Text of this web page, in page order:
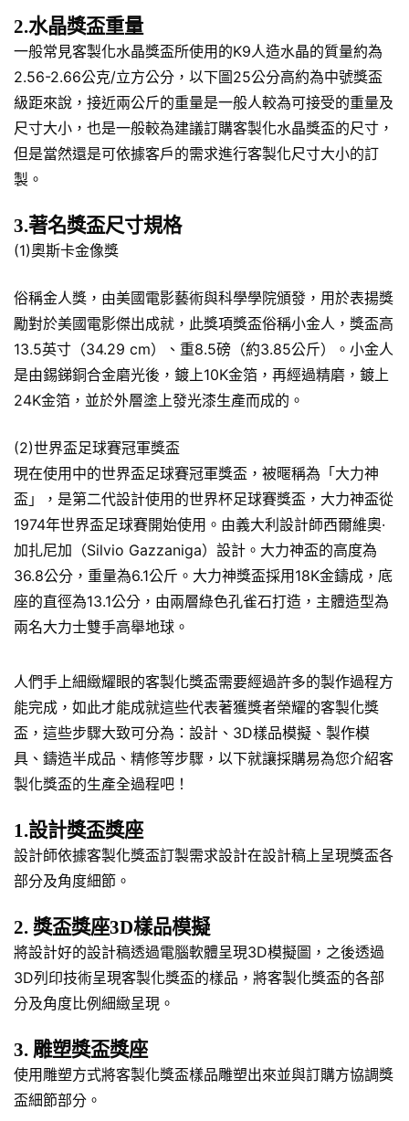
2.水晶獎盃重量
一般常見客製化水晶獎盃所使用的K9人造水晶的質量約為
2.56-2.66公克/立方公分，以下圖25公分高約為中號獎盃
級距來說，接近兩公斤的重量是一般人較為可接受的重量及
尺寸大小，也是一般較為建議訂購客製化水晶獎盃的尺寸，
但是當然還是可依據客戶的需求進行客製化尺寸大小的訂
製。
3.著名獎盃尺寸規格
(1)奧斯卡金像獎
俗稱金人獎，由美國電影藝術與科學學院頒發，用於表揚獎
勵對於美國電影傑出成就，此獎項獎盃俗稱小金人，獎盃高
13.5英寸（34.29 cm）、重8.5磅（約3.85公斤）。小金人
是由錫銻銅合金磨光後，鍍上10K金箔，再經過精磨，鍍上
24K金箔，並於外層塗上發光漆生產而成的。
(2)世界盃足球賽冠軍獎盃
現在使用中的世界盃足球賽冠軍獎盃，被暱稱為「大力神
盃」，是第二代設計使用的世界杯足球賽獎盃，大力神盃從
1974年世界盃足球賽開始使用。由義大利設計師西爾維奧·
加扎尼加（Silvio Gazzaniga）設計。大力神盃的高度為
36.8公分，重量為6.1公斤。大力神獎盃採用18K金鑄成，底
座的直徑為13.1公分，由兩層綠色孔雀石打造，主體造型為
兩名大力士雙手高舉地球。
人們手上細緻耀眼的客製化獎盃需要經過許多的製作過程方
能完成，如此才能成就這些代表著獲獎者榮耀的客製化獎
盃，這些步驟大致可分為：設計、3D樣品模擬、製作模
具、鑄造半成品、精修等步驟，以下就讓採購易為您介紹客
製化獎盃的生產全過程吧！
1.設計獎盃獎座
設計師依據客製化獎盃訂製需求設計在設計稿上呈現獎盃各
部分及角度細節。
2. 獎盃獎座3D樣品模擬
將設計好的設計稿透過電腦軟體呈現3D模擬圖，之後透過
3D列印技術呈現客製化獎盃的樣品，將客製化獎盃的各部
分及角度比例細緻呈現。
3. 雕塑獎盃獎座
使用雕塑方式將客製化獎盃樣品雕塑出來並與訂購方協調獎
盃細節部分。